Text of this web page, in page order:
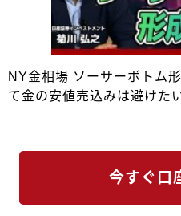
NY金相場 ソーサーボトム
て金の安値売込みは避けた
今すぐ口